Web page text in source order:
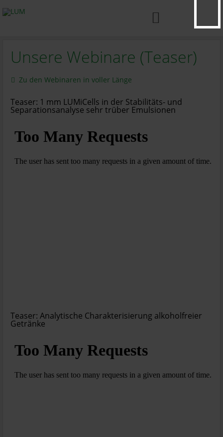

Unsere Webinare (Teaser)
Zu den Webinaren in voller Länge
Teaser: 1 mm LUMiCells in der Stabilitäts- und
Separationsanalyse sehr trüber Emulsionen
Teaser: Analytische Charakterisierung alkoholfreier
Getränke